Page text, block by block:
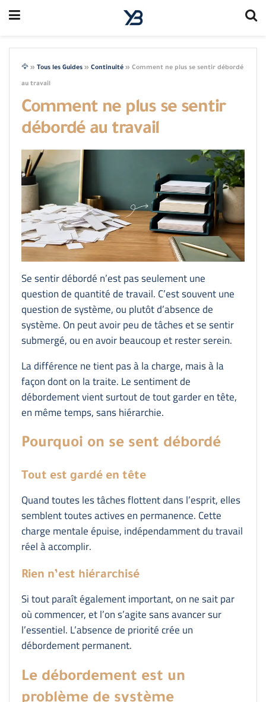
🦅 » Tous les Guides » Continuité » Comment ne plus se sentir débordé
au travail
Comment ne plus se sentir
débordé au travail
Se sentir débordé n’est pas seulement une
question de quantité de travail. C’est souvent une
question de système, ou plutôt d’absence de
système. On peut avoir peu de tâches et se sentir
submergé, ou en avoir beaucoup et rester serein.
La différence ne tient pas à la charge, mais à la
façon dont on la traite. Le sentiment de
débordement vient surtout de tout garder en tête,
en même temps, sans hiérarchie.
Pourquoi on se sent débordé
Tout est gardé en tête
Quand toutes les tâches flottent dans l’esprit, elles
semblent toutes actives en permanence. Cette
charge mentale épuise, indépendamment du travail
réel à accomplir.
Rien n’est hiérarchisé
Si tout paraît également important, on ne sait par
où commencer, et l’on s’agite sans avancer sur
l’essentiel. L’absence de priorité crée un
débordement permanent.
Le débordement est un